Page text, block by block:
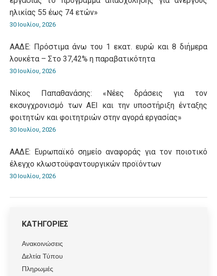
ηλικίας 55 έως 74 ετών»
30 Ιουλίου, 2026
ΑΑΔΕ: Πρόστιμα άνω του 1 εκατ. ευρώ και 8 διήμερα
λουκέτα – Στο 37,42% η παραβατικότητα
30 Ιουλίου, 2026
Νίκος Παπαθανάσης: «Νέες δράσεις για τον
εκσυγχρονισμό των ΑΕΙ και την υποστήριξη ένταξης
φοιτητών και φοιτητριών στην αγορά εργασίας»
30 Ιουλίου, 2026
ΑΑΔΕ: Ευρωπαϊκό σημείο αναφοράς για τον ποιοτικό
έλεγχο κλωστοϋφαντουργικών προϊόντων
30 Ιουλίου, 2026
ΚΑΤΗΓΟΡΙΕΣ
Ανακοινώσεις
Δελτία Τύπου
Πληρωμές